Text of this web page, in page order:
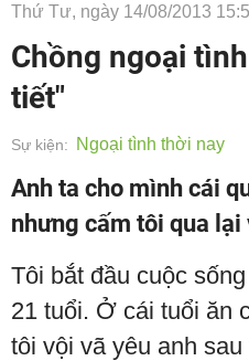
Thứ Tư, ngày 14/08/2013
Chồng ngoại
tiết"
Sự kiện: Ngoại tình thời nay
Anh ta cho mình cái
nhưng cấm tôi qua
Tôi bắt đầu cuộc
21 tuổi. Ở cái tuổi ăn
tôi vội vã yêu anh